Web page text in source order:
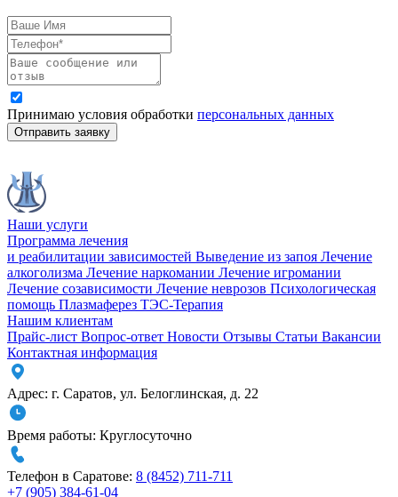
Принимаю условия обработки персональных данных
Отправить заявку
Наши услуги
Программа лечения
и реабилитации зависимостей Выведение из запоя Лечение
алкоголизма Лечение наркомании Лечение игромании
Лечение созависимости Лечение неврозов Психологическая
помощь Плазмаферез ТЭС-Терапия
Нашим клиентам
Прайс-лист Вопрос-ответ Новости Отзывы Статьи Вакансии
Контактная информация
Адрес: г. Саратов, ул. Белоглинская, д. 22
Время работы: Круглосуточно
Телефон в Саратове: 8 (8452) 711-711
+7 (905) 384-61-04